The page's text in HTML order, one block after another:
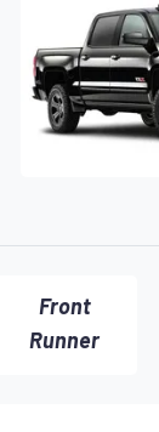
Front
Runner